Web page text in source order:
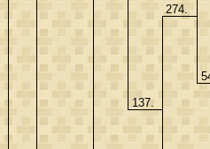
137.
274.